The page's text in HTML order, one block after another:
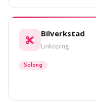
Bilverkstad
Linköping
Salong